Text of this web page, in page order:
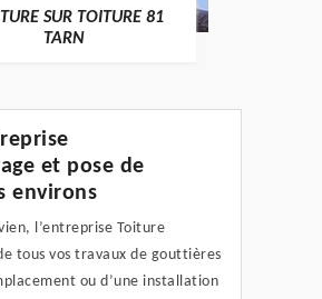
SUR TOITURE 81
TARN
et pose de
environs
l’entreprise Toiture
tous vos travaux de gouttières
ou d’une installation